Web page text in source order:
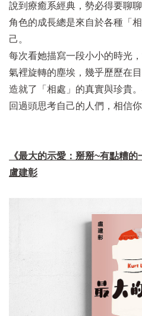
說到療癒系經典，勢必得要聊
角色的成長總是來自於各種「
己。
每次看她描寫一段小小的時光
氣裡旋轉的塵埃，幾乎歷歷在
造就了「相處」的真實與珍貴
回過頭思考自己的人們，相信你
《最大的示愛：掰掰~有點糟
盧建彰